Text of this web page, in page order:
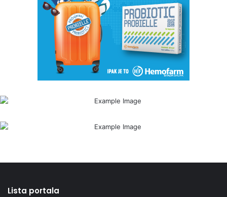
Lista portala